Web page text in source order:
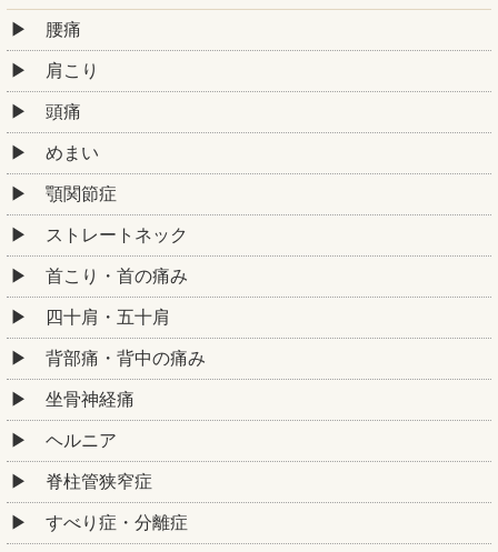
腰痛
肩こり
頭痛
めまい
顎関節症
ストレートネック
首こり・首の痛み
四十肩・五十肩
背部痛・背中の痛み
坐骨神経痛
ヘルニア
脊柱管狭窄症
すべり症・分離症